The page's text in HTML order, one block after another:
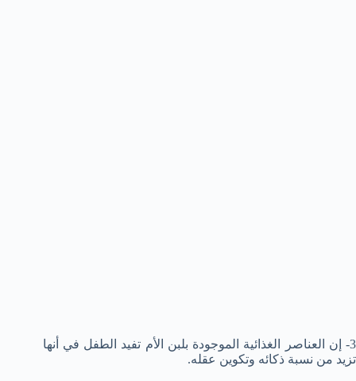
3- إن العناصر الغذائية الموجودة بلبن الأم تفيد الطفل في أنها
تزيد من نسبة ذكائه وتكوين عقله.